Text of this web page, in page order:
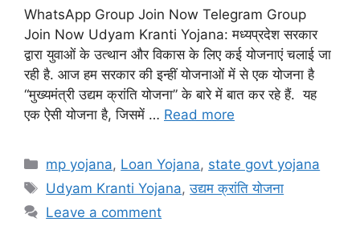
WhatsApp Group Join Now Telegram Group
Join Now Udyam Kranti Yojana: मध्यप्रदेश सरकार
द्वारा युवाओं के उत्थान और विकास के लिए कई योजनाएं चलाई जा
रही है. आज हम सरकार की इन्हीं योजनाओं में से एक योजना है
“मुख्यमंत्री उद्यम क्रांति योजना” के बारे में बात कर रहे हैं. यह
एक ऐसी योजना है, जिसमें … Read more
Categories
mp yojana, Loan Yojana, state govt yojana
Tags
Udyam Kranti Yojana,उद्यम क्रांति योजना
Leave a comment